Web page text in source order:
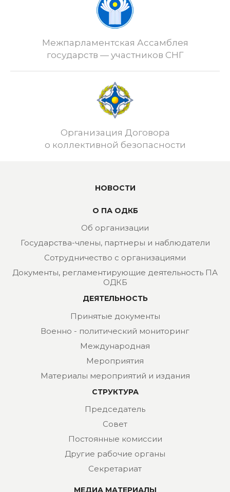
Межпарламентская Ассамблея
государств — участников СНГ
Организация Договора
о коллективной безопасности
НОВОСТИ
О ПА ОДКБ
Об организации
Государства-члены, партнеры и наблюдатели
Сотрудничество с организациями
Документы, регламентирующие деятельность ПА
ОДКБ
ДЕЯТЕЛЬНОСТЬ
Принятые документы
Военно - политический мониторинг
Международная
Мероприятия
Материалы мероприятий и издания
СТРУКТУРА
Председатель
Совет
Постоянные комиссии
Другие рабочие органы
Секретариат
МЕДИА МАТЕРИАЛЫ